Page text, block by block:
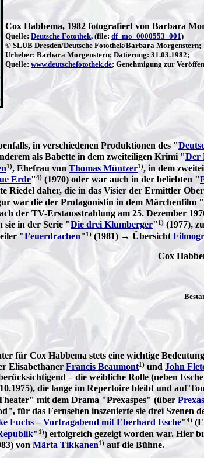
Cox Habbema, 1982 fotografiert von Barbara
Quelle: Deutsche Fotothek, (file: df_mo_0000553_001)
© SLUB Dresden/Deutsche Fotothek/Barbara Morgenstern;
Urheber: Barbara Morgenstern; Datierung: 31.03.1982;
Quelle: www.deutschefotothek.de; Genehmigung zur
in verschiedenen Produktionen des "
als Babette in dem zweiteiligen Krimi "Der
1), Ehefrau von Thomas Müntzer1), in dem
Erde"4) (1970) oder war auch in der beliebten "
Riedel daher, die in das Visier der Ermittler
war die der Protagonistin in dem Märchenfilm "
der TV-Erstausstrahlung am 25. Dezember
sie in der Serie "Die drei Klumberger" 1) (1977),
"Feuerdrachen" 1) (1981) → Übersicht
Cox
für Cox Habbema stets eine wichtige
Elisabethaner Francis Beaumont1) und John
– die weibliche Rolle (neben
die lange im Repertoire bleibt und auf
mit dem Drama "Prexaspes" (über
für das Fernsehen inszenierte sie drei Szenen
Fuchs – Vortragabend mit Eberhard Esche"4)
" 1)) erfolgreich gezeigt worden war. Hier
vonMärta Tikkanen1) auf die Bühne.